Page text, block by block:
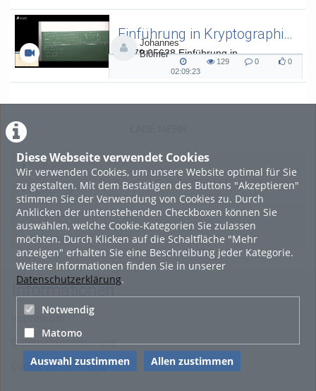
Diese Webseite verwendet Cookies
Wir verwenden Cookies, um unsere Website optimal für Sie
zu gestalten. Mit dem Bestätigen des Buttons "Akzeptieren"
stimmen Sie der Verwendung von Cookies zu. Durch
Anklicken der untenstehenden Checkboxen können Sie
auswählen, welche Cookie-Kategorien Sie zulassen
möchten. Durch Klicken auf die Schaltfläche "Mehr
anzeigen" erhalten Sie eine Beschreibung jeder Kategorie.
Weitere Informationen finden Sie in unserer
Datenschutzerklärung.
Notwendig
Matomo
Auswahl zustimmen Allen zustimmen
Einführung in Kryptographie (in English) 15
L.079.05638 Einführung in
Kryptographie (in English) - SoSe 26
Johannes
Blömer
02:09:23
02:09:23
129
views
0
Kommentare
0
likes
Beliebtheit
Bewertung
Kommentare
Informationen
Impressum
Datenschutzerklärung
Cookie-Zustimmung